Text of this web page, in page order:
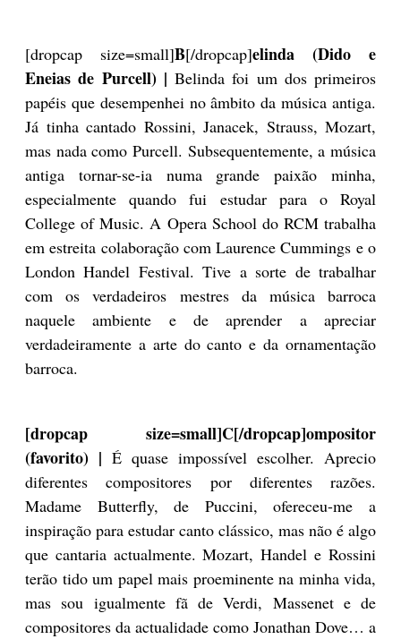
[dropcap size=small]B[/dropcap]elinda (Dido e
Eneias de Purcell) | Belinda foi um dos primeiros
papéis que desempenhei no âmbito da música antiga.
Já tinha cantado Rossini, Janacek, Strauss, Mozart,
mas nada como Purcell. Subsequentemente, a música
antiga tornar-se-ia numa grande paixão minha,
especialmente quando fui estudar para o Royal
College of Music. A Opera School do RCM trabalha
em estreita colaboração com Laurence Cummings e o
London Handel Festival. Tive a sorte de trabalhar
com os verdadeiros mestres da música barroca
naquele ambiente e de aprender a apreciar
verdadeiramente a arte do canto e da ornamentação
barroca.
[dropcap size=small]C[/dropcap]ompositor
(favorito) | É quase impossível escolher. Aprecio
diferentes compositores por diferentes razões.
Madame Butterfly, de Puccini, ofereceu-me a
inspiração para estudar canto clássico, mas não é algo
que cantaria actualmente. Mozart, Handel e Rossini
terão tido um papel mais proeminente na minha vida,
mas sou igualmente fã de Verdi, Massenet e de
compositores da actualidade como Jonathan Dove… a